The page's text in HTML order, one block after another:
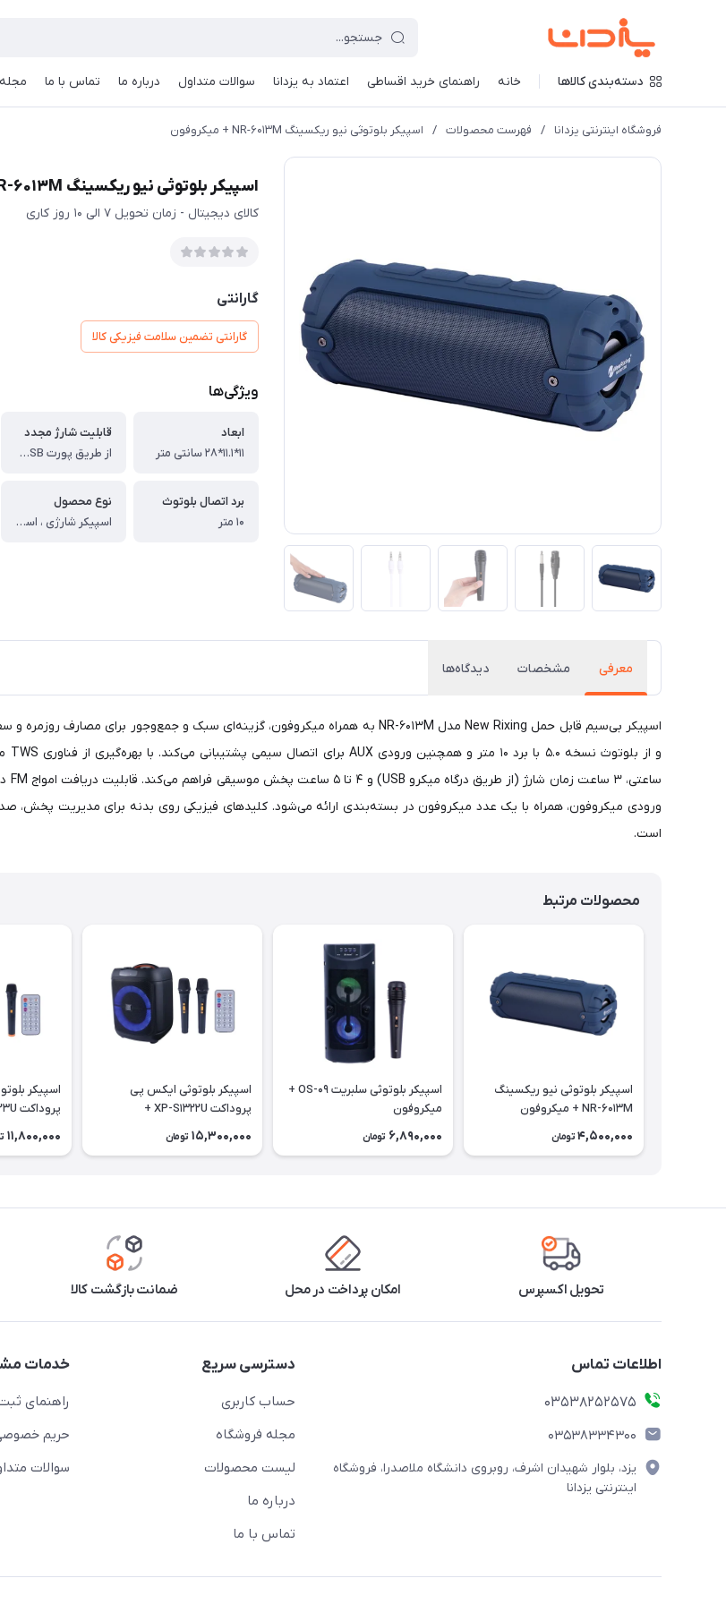
دسته‌بندی کالاها خانه راهنمای خرید اقساطی اعتماد به یزدانا سوالات متداول درباره ما تماس با ما مجله
فروشگاه اینترنتی یزدانا / فهرست محصولات / اسپیکر بلوتوثی نیو ریکسینگ NR-6013M + میکروفون
اسپیکر بلوتوثی نیو ریکسینگ NR-6013M + میکروفون
کالای دیجیتال - زمان تحویل 7 الی 10 روز کاری
گارانتی
گارانتی تضمین سلامت فیزیکی کالا
ویژگی‌ها
ابعاد
11*11.1*28 سانتی متر
قابلیت شارژ مجدد
از طریق پورت MicroUSB
برد اتصال بلوتوث
10 متر
نوع محصول
اسپیکر شارژی ، اسپیکر بلوتوثی
معرفی مشخصات دیدگاه‌ها
ورودی میکروفون، همراه با یک عدد میکروفون در بسته‌بندی ارائه می‌شود. کلیدهای فیزیکی روی بدنه برای مدیریت پخش،
است.
محصولات مرتبط
اسپیکر بلوتوثی نیو ریکسینگ
NR-6013M + میکروفون
4,500,000 تومان
اسپیکر بلوتوثی سلبریت OS-09 +
میکروفون
6,890,000 تومان
اسپیکر بلوتوثی ایکس پی
پروداکت XP-S1322U +
میکروفون و ریموت کنترل
15,300,000 تومان
اسپیکر
میکروفون و
11,800,000
تحویل اکسپرس امکان پرداخت در محل ضمانت بازگشت کالا
اطلاعات تماس
03538252575
03538334300
یزد، بلوار شهیدان اشرف، روبروی دانشگاه ملاصدرا، فروشگاه
اینترنتی یزدانا
دسترسی سریع
حساب کاربری
مجله فروشگاه
لیست محصولات
درباره ما
تماس با ما
خدمات
راهنمای
حریم
سوالات